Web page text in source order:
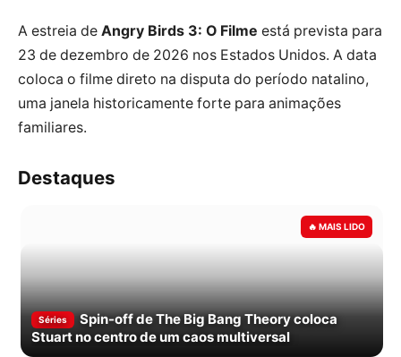
A estreia de Angry Birds 3: O Filme está prevista para
23 de dezembro de 2026 nos Estados Unidos. A data
coloca o filme direto na disputa do período natalino,
uma janela historicamente forte para animações
familiares.
Destaques
Séries
Spin-off de The Big Bang Theory coloca
Stuart no centro de um caos multiversal